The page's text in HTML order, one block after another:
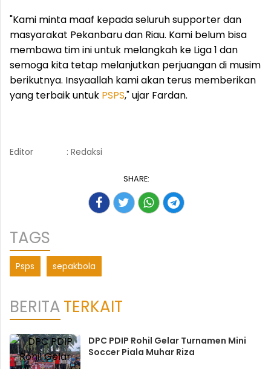
"Kami minta maaf kepada seluruh supporter dan
masyarakat Pekanbaru dan Riau. Kami belum bisa
membawa tim ini untuk melangkah ke Liga 1 dan
semoga kita tetap melanjutkan perjuangan di musim
berikutnya. Insyaallah kami akan terus memberikan
yang terbaik untuk PSPS," ujar Fardan.
Editor : Redaksi
SHARE:
TAGS
Psps sepakbola
BERITATERKAIT
DPC PDIP Rohil Gelar Turnamen Mini
Soccer Piala Muhar Riza